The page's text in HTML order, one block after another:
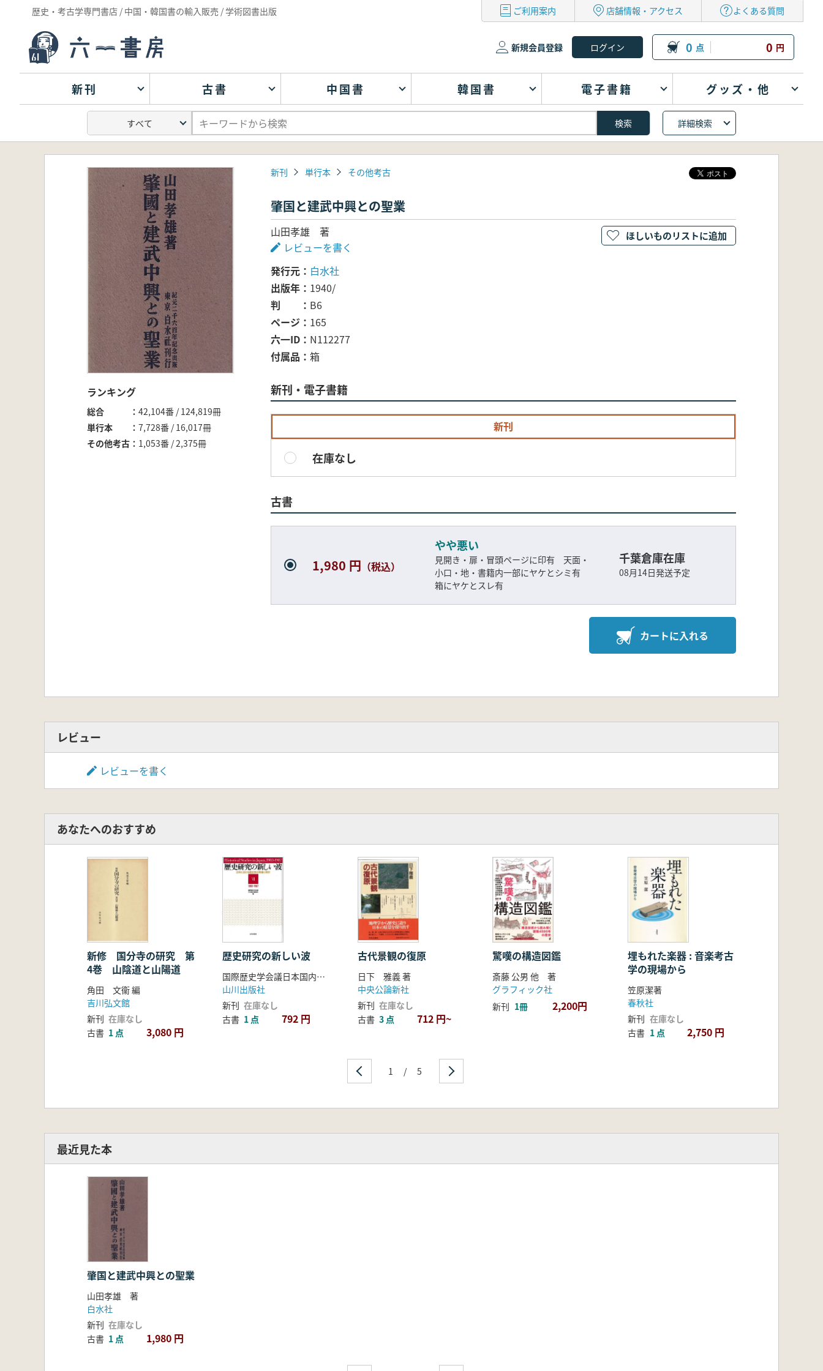
歴史・考古学専門書店 / 中国・韓国書の輸入販売 / 学術図書出版 ご利用案内 店舗情報・アクセス よくある質問
新規会員登録 0 点 0 円
新刊 古書 中国書 韓国書 電子書籍 グッズ・他
詳細検索
ランキング
総合
42,104番 / 124,819冊
単行本
7,728番 / 16,017冊
その他考古
1,053番 / 2,375冊
新刊 単行本 その他考古
肇国と建武中興との聖業
山田孝雄 著
レビューを書く
発行元
白水社
出版年
1940/
判
B6
ページ
165
六一ID
N112277
付属品
箱
新刊・電子書籍
新刊
在庫なし
古書
1,980 円 （税込）
やや悪い
見開き・扉・冒頭ページに印有 天面・
小口・地・書籍内一部にヤケとシミ有
箱にヤケとスレ有
千葉倉庫在庫
08月14日発送予定
カートに入れる
ほしいものリストに追加
レビュー
レビューを書く
あなたへのおすすめ
新修 国分寺の研究 第
4巻 山陰道と山陽道
角田 文衞 編
吉川弘文館
新刊 在庫なし
古書 1 点 3,080 円
歴史研究の新しい波
国際歴史学会議日本国内委員会 編
山川出版社
新刊 在庫なし
古書 1 点 792 円
古代景観の復原
日下 雅義 著
中央公論新社
新刊 在庫なし
古書 3 点 712 円~
驚嘆の構造図鑑
斎藤 公男 他 著
グラフィック社
新刊 1冊 2,200円
埋もれた楽器 : 音楽考古
学の現場から
笠原潔著
春秋社
新刊 在庫なし
古書 1 点 2,750 円
1 / 5
最近見た本
肇国と建武中興との聖業
山田孝雄 著
白水社
新刊 在庫なし
古書 1 点 1,980 円